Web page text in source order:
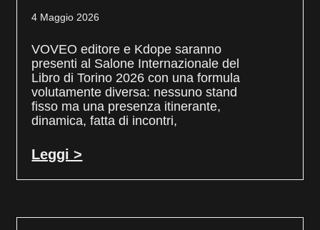
4 Maggio 2026
VOVEO editore e Kdope saranno
presenti al Salone Internazionale del
Libro di Torino 2026 con una formula
volutamente diversa: nessuno stand
fisso ma una presenza itinerante,
dinamica, fatta di incontri,
Leggi >